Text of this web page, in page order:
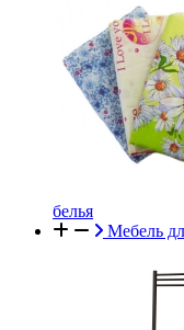
белья
Мебель